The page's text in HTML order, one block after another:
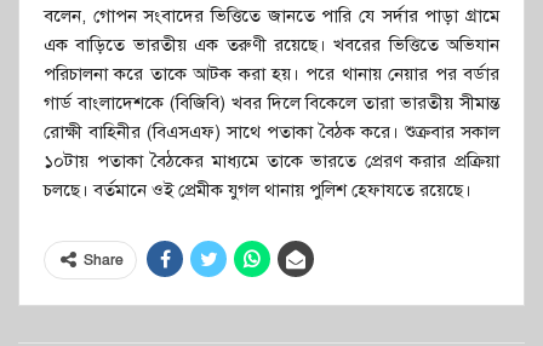
বলেন, গোপন সংবাদের ভিত্তিতে জানতে পারি যে সর্দার পাড়া গ্রামে
এক বাড়িতে ভারতীয় এক তরুণী রয়েছে। খবরের ভিত্তিতে অভিযান
পরিচালনা করে তাকে আটক করা হয়। পরে থানায় নেয়ার পর বর্ডার
গার্ড বাংলাদেশকে (বিজিবি) খবর দিলে বিকেলে তারা ভারতীয় সীমান্ত
রোক্ষী বাহিনীর (বিএসএফ) সাথে পতাকা বৈঠক করে। শুক্রবার সকাল
১০টায় পতাকা বৈঠকের মাধ্যমে তাকে ভারতে প্রেরণ করার প্রক্রিয়া
চলছে। বর্তমানে ওই প্রেমীক যুগল থানায় পুলিশ হেফাযতে রয়েছে।
Share